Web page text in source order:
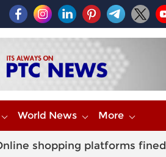
World News More
shopping platforms fined